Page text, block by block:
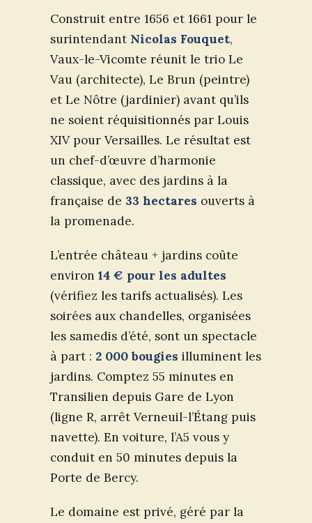
Construit entre 1656 et 1661 pour le
surintendant Nicolas Fouquet,
Vaux-le-Vicomte réunit le trio Le
Vau (architecte), Le Brun (peintre)
et Le Nôtre (jardinier) avant qu’ils
ne soient réquisitionnés par Louis
XIV pour Versailles. Le résultat est
un chef-d’œuvre d’harmonie
classique, avec des jardins à la
française de 33 hectares ouverts à
la promenade.
L’entrée château + jardins coûte
environ 14 € pour les adultes
(vérifiez les tarifs actualisés). Les
soirées aux chandelles, organisées
les samedis d’été, sont un spectacle
à part : 2 000 bougies illuminent les
jardins. Comptez 55 minutes en
Transilien depuis Gare de Lyon
(ligne R, arrêt Verneuil-l’Étang puis
navette). En voiture, l’A5 vous y
conduit en 50 minutes depuis la
Porte de Bercy.
Le domaine est privé, géré par la